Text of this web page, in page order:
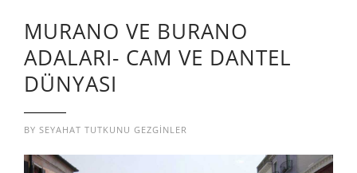
MURANO VE BURANO
ADALARI- CAM VE DANTEL
DÜNYASI
BY SEYAHAT TUTKUNU GEZGINLER